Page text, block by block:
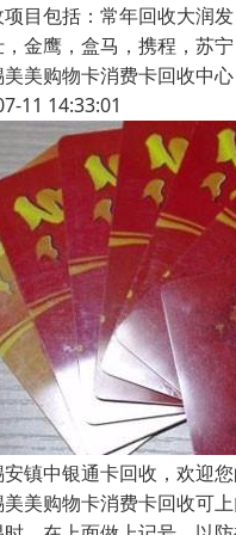
目包括：常年回收大润
金鹰，盒马，携程，苏
美购物卡消费卡回收中心
11 14:33:01
镇中银通卡回收，欢迎
美美购物卡消费卡回收